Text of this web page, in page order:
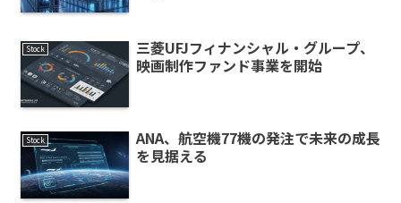
Stock
三菱UFJフィナンシャル・グループ、
映画制作ファンド事業を開始
Stock
ANA、航空機77機の発注で未来の成長
を見据える